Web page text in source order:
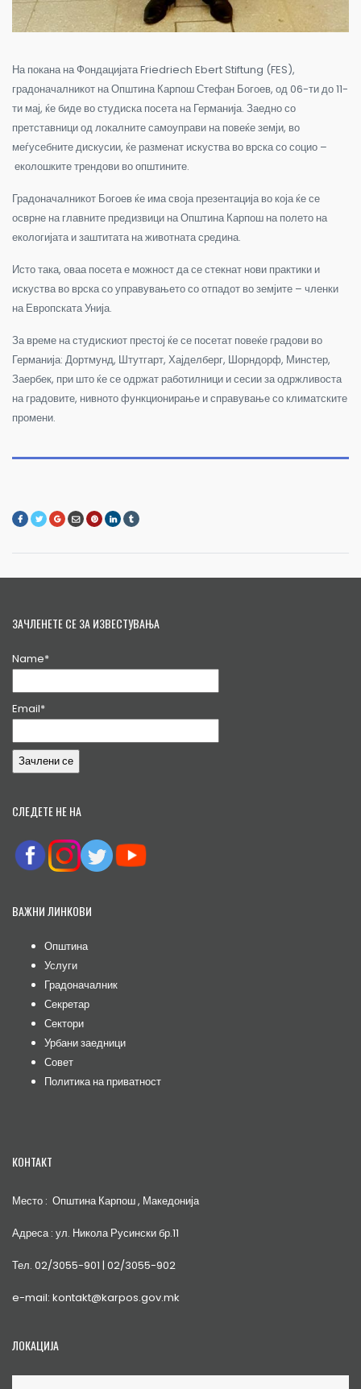
На покана на Фондацијата Friedriech Ebert Stiftung (FES),
градоначалникот на Општина Карпош Стефан Богоев, од 06-ти до 11-
ти мај, ќе биде во студиска посета на Германија. Заедно со
претставници од локалните самоуправи на повеќе земји, во
меѓусебните дискусии, ќе разменат искуства во врска со социо –
еколошките трендови во општините.
Градоначалникот Богоев ќе има своја презентација во која ќе се
осврне на главните предизвици на Општина Карпош на полето на
екологијата и заштитата на животната средина.
Исто така, оваа посета е можност да се стекнат нови практики и
искуства во врска со управувањето со отпадот во земјите – членки
на Европската Унија.
За време на студискиот престој ќе се посетат повеќе градови во
Германија: Дортмунд, Штутгарт, Хајделберг, Шорндорф, Минстер,
Заербек, при што ќе се одржат работилници и сесии за одржливоста
на градовите, нивното функционирање и справување со климатските
промени.
ЗАЧЛЕНЕТЕ СЕ ЗА ИЗВЕСТУВАЊА
Name*
Email*
СЛЕДЕТЕ НЕ НА
ВАЖНИ ЛИНКОВИ
Општина
Услуги
Градоначалник
Секретар
Сектори
Урбани заедници
Совет
Политика на приватност
КОНТАКТ
Место : Општина Карпош , Македонија
Адреса : ул. Никола Русински бр.11
Тел. 02/3055-901 | 02/3055-902
e-mail: kontakt@karpos.gov.mk
ЛОКАЦИЈА